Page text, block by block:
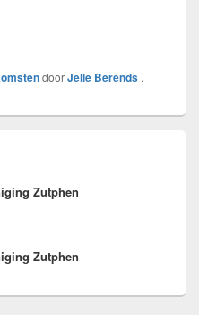
doorJelle Berends .
Zutphen
Zutphen